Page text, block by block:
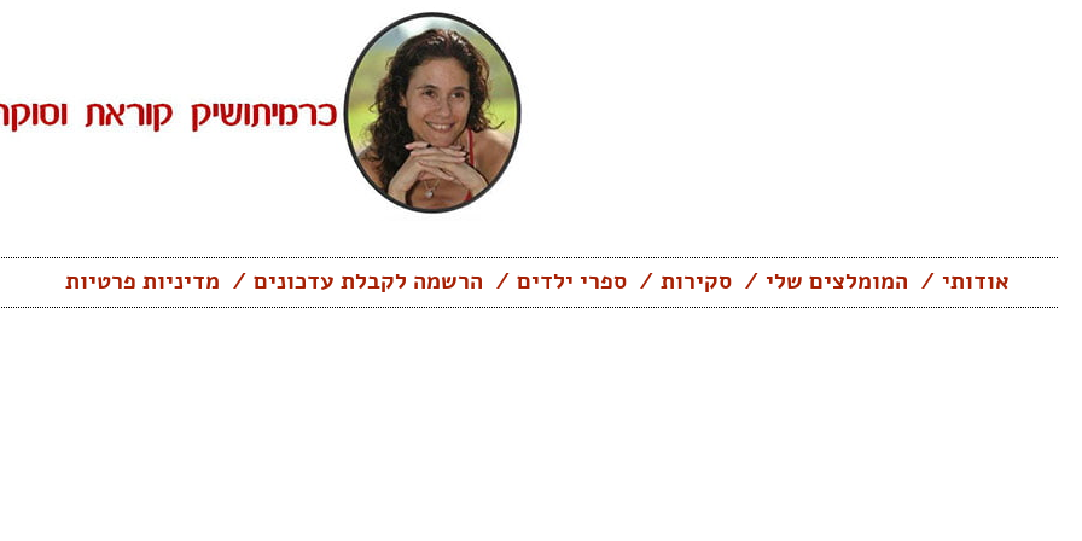
אודותי המומלצים שלי סקירות ספרי ילדים הרשמה לקבלת עדכונים מדיניות פרטיות